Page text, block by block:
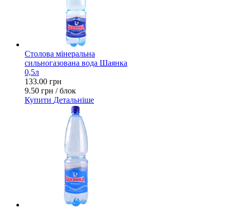
Столова мінеральна
сильногазована вода Шаянка
0,5л
133.00 грн
9.50 грн / блок
Купити Детальніше